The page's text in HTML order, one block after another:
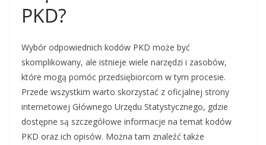
PKD?
Wybór odpowiednich kodów PKD może być
skomplikowany, ale istnieje wiele narzędzi i zasobów,
które mogą pomóc przedsiębiorcom w tym procesie.
Przede wszystkim warto skorzystać z oficjalnej strony
internetowej Głównego Urzędu Statystycznego, gdzie
dostępne są szczegółowe informacje na temat kodów
PKD oraz ich opisów. Można tam znaleźć także